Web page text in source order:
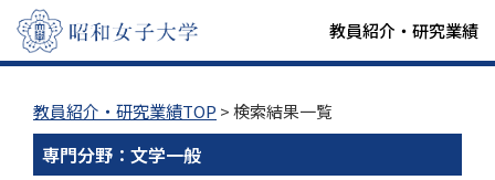
教員紹介・研究業績
教員紹介・研究業績TOP > 検索結果一覧
専門分野：文学一般